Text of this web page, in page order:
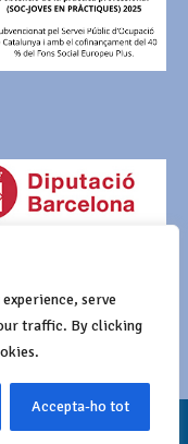
serve
traffic. By clicking
Accepta-ho tot
i Awaken deThemezHut